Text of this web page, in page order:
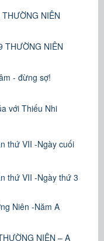
NIÊN
THƯỜNG NIÊN
- đừng sợ!
với Thiếu Nhi
thứ VII -Ngày cuối
thứ VII -Ngày thứ 3
Niên -Năm A
NIÊN – A